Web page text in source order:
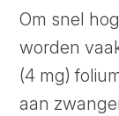
Om snel
worden
(4 mg)
aan